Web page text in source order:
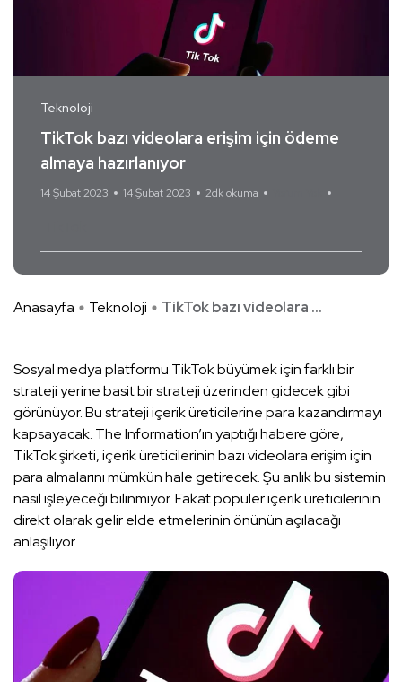
Teknoloji
TikTok bazı videolara erişim için ödeme
almaya hazırlanıyor
14 Şubat 2023 14 Şubat 2023 2dk okuma
Anasayfa Teknoloji TikTok bazı videolara ...
Sosyal medya platformu TikTok büyümek için farklı bir
strateji yerine basit bir strateji üzerinden gidecek gibi
görünüyor. Bu strateji içerik üreticilerine para kazandırmayı
kapsayacak. The Information’ın yaptığı habere göre,
TikTok şirketi, içerik üreticilerinin bazı videolara erişim için
para almalarını mümkün hale getirecek. Şu anlık bu sistemin
nasıl işleyeceği bilinmiyor. Fakat popüler içerik üreticilerinin
direkt olarak gelir elde etmelerinin önünün açılacağı
anlaşılıyor.